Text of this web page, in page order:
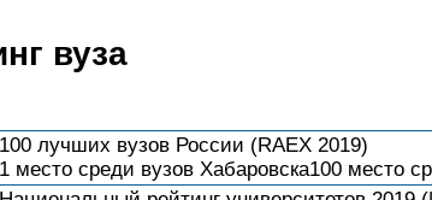
вуза
100 лучших вузов России (RAEX 2019)
1 место среди вузов Хабаровска100 место